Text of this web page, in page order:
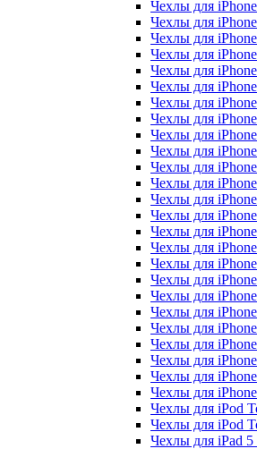
Чехлы для
Чехлы для
Чехлы для
Чехлы для
Чехлы для iPhone
Чехлы для
Чехлы для
Чехлы для
Чехлы для
Чехлы для
Чехлы для
Чехлы для
Чехлы для
Чехлы для
Чехлы для
Чехлы для
Чехлы для
Чехлы для
Чехлы для
Чехлы для
Чехлы для
Чехлы для
Чехлы для
Чехлы для
Чехлы для
Чехлы для iPod
Чехлы для iPod
Чехлы для iPad